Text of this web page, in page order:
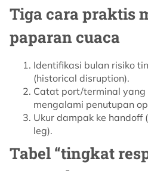
Tiga cara praktis
paparan cuaca
Identifikasi bulan risiko
(historical disruption).
Catat port/terminal yang
mengalami penutupan
Ukur dampak ke handoff
leg).
Tabel “tingkat